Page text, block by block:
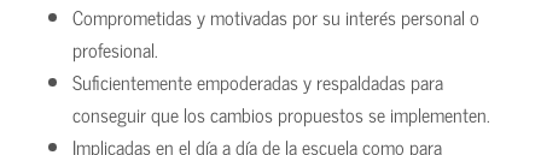
Comprometidas y motivadas por su interés personal o
profesional.
Suficientemente empoderadas y respaldadas para
conseguir que los cambios propuestos se implementen.
Implicadas en el día a día de la escuela como para